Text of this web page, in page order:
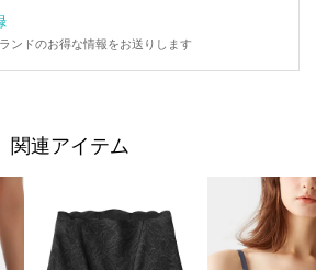
ンドのお得な情報をお送りします
関連アイテム